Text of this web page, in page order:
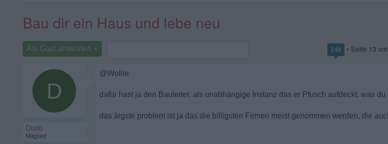
Bau dir ein Haus und lebe neu
Als Gast antworten + 248 • Seite 13
D
Dudo
Mitglied
@Wollie
dafür hast ja den Bauleiter, als unabhängige Instanz das er Pfusch aufdeckt, was
das ärgste problem ist ja das die billigsten Firmen meist genommen werden, die